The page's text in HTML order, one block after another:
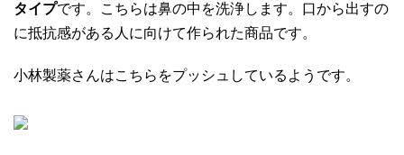
タイプです。こちらは鼻の中を洗浄します。口から出すの
に抵抗感がある人に向けて作られた商品です。
小林製薬さんはこちらをプッシュしているようです。